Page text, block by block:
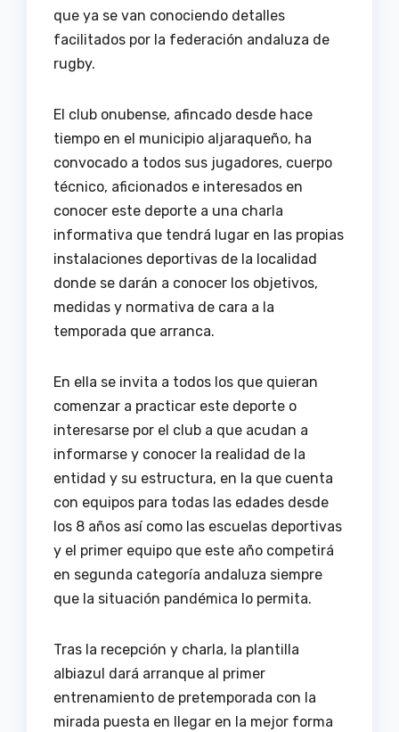
que ya se van conociendo detalles
facilitados por la federación andaluza de
rugby.
El club onubense, afincado desde hace
tiempo en el municipio aljaraqueño, ha
convocado a todos sus jugadores, cuerpo
técnico, aficionados e interesados en
conocer este deporte a una charla
informativa que tendrá lugar en las propias
instalaciones deportivas de la localidad
donde se darán a conocer los objetivos,
medidas y normativa de cara a la
temporada que arranca.
En ella se invita a todos los que quieran
comenzar a practicar este deporte o
interesarse por el club a que acudan a
informarse y conocer la realidad de la
entidad y su estructura, en la que cuenta
con equipos para todas las edades desde
los 8 años así como las escuelas deportivas
y el primer equipo que este año competirá
en segunda categoría andaluza siempre
que la situación pandémica lo permita.
Tras la recepción y charla, la plantilla
albiazul dará arranque al primer
entrenamiento de pretemporada con la
mirada puesta en llegar en la mejor forma